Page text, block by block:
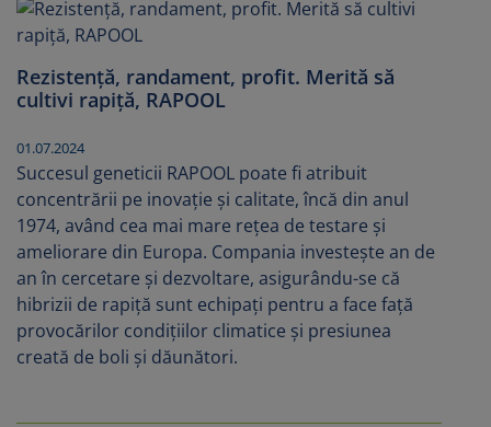
Rezistență, randament, profit. Merită să
cultivi rapiță, RAPOOL
01.07.2024
Succesul geneticii RAPOOL poate fi atribuit
concentrării pe inovație și calitate, încă din anul
1974, având cea mai mare rețea de testare și
ameliorare din Europa. Compania investește an de
an în cercetare și dezvoltare, asigurându-se că
hibrizii de rapiță sunt echipați pentru a face față
provocărilor condițiilor climatice și presiunea
creată de boli și dăunători.